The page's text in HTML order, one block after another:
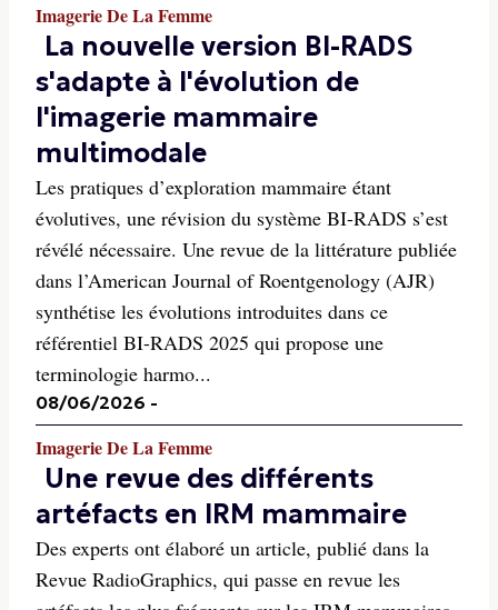
Imagerie De La Femme
La nouvelle version BI-RADS
s'adapte à l'évolution de
l'imagerie mammaire
multimodale
Les pratiques d’exploration mammaire étant
évolutives, une révision du système BI-RADS s’est
révélé nécessaire. Une revue de la littérature publiée
dans l’American Journal of Roentgenology (AJR)
synthétise les évolutions introduites dans ce
référentiel BI-RADS 2025 qui propose une
terminologie harmo...
08/06/2026 -
Imagerie De La Femme
Une revue des différents
artéfacts en IRM mammaire
Des experts ont élaboré un article, publié dans la
Revue RadioGraphics, qui passe en revue les